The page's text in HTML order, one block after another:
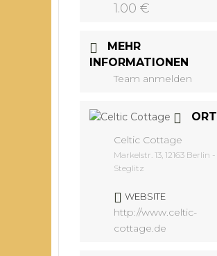
1.00 €
MEHR
INFORMATIONEN
Team anmelden
ORT
Celtic Cottage
Markelstr. 13, 12163 Berlin -
Steglitz
WEBSITE
http://www.celtic-
cottage.de